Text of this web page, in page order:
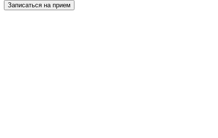
Записаться на прием